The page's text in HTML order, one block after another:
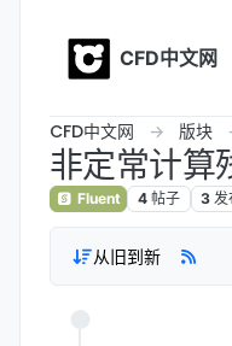
CFD中文网
CFD中文网 版块
非定常计算
Fluent 4 帖子 3 发
从旧到新